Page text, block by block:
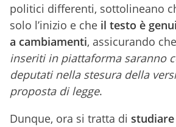
politici differenti, sottolineano
solo l’inizio e che il testo è
a cambiamenti, assicurando che
inseriti in piattaforma saranno
deputati nella stesura della
proposta di legge.
Dunque, ora si tratta di